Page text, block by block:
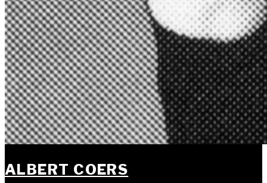
ALBERT COERS